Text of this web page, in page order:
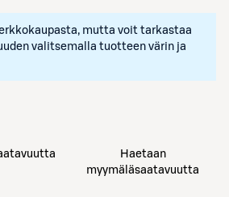
mutta voit tarkastaa
valitsemalla tuotteen värin ja
Haetaan
myymäläsaatavuutta